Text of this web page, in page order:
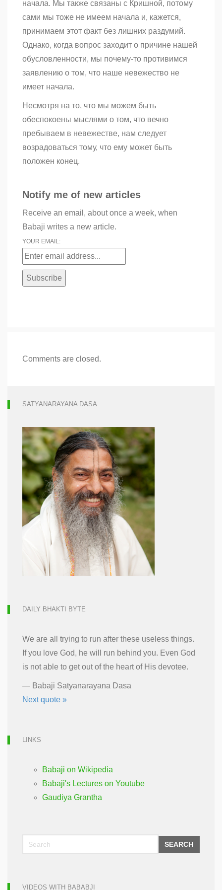
начала. Мы также связаны с Кришной, потому
сами мы тоже не имеем начала и, кажется,
принимаем этот факт без лишних раздумий.
Однако, когда вопрос заходит о причине нашей
обусловленности, мы почему-то противимся
заявлению о том, что наше невежество не
имеет начала.
Несмотря на то, что мы можем быть
обеспокоены мыслями о том, что вечно
пребываем в невежестве, нам следует
возрадоваться тому, что ему может быть
положен конец.
Notify me of new articles
Receive an email, about once a week, when
Babaji writes a new article.
YOUR EMAIL:
Comments are closed.
SATYANARAYANA DASA
DAILY BHAKTI BYTE
We are all trying to run after these useless things.
If you love God, he will run behind you. Even God
is not able to get out of the heart of His devotee.
— Babaji Satyanarayana Dasa
Next quote »
LINKS
Babaji on Wikipedia
Babaji's Lectures on Youtube
Gaudiya Grantha
SEARCH
VIDEOS WITH BABABJI